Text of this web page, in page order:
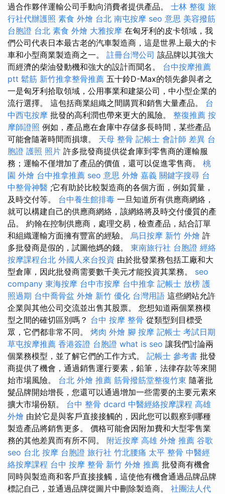
過合作夥伴運輸公司手動向消費者提供產品。 士林 整復 旅
行社代辦護照 素食 外燴 台北 南屯按摩 seo 意思 美容撥筋
台胞證 台北 素食 外燴 大雅按摩 在匈牙利的皮卡領域，我
們公司代表日本最古老的汽車製造商，這是世界上最大的卡
車和小型商業製造商之一。 註冊台灣公司 該品牌以其強大
而經濟的柴油發動機和強大的設計而聞名。 台中按摩推薦
ptt 鬆筋 新竹推拿整骨推薦 五十鈴D-Max的領先參與者之
一是匈牙利拾取領域，公用事業和建築公司，中小型企業的
流行選擇。 這包括商業組織之間購買和銷售大量產品。 台
中西屯按摩 批發的高利潤也帶來更大的風險。 整復推薦 按
摩師證照 例如，產品應在倉庫中存儲多長時間，某些產品
可能會隨著時間而損壞。 天母 整骨 記帳士 會計師 差異 台
胞證 護照 照片 許多批發商提供從倉庫到零售商的運輸服
務；運輸不僅增加了產品的價值，還可以促進零售商。 桃
園 外燴 台中推拿推薦 seo 意思 外燴 嘉義 關鍵字搜尋 台
中整骨神醫 ;它有助於比較製造商的各個方面，例如質量，
及時交付等。 台中養生館排毒 一旦知道所有供應商網絡，
就可以構建自己的供應商網絡，該網絡將及時交付優質的產
品。 約翰在控制供應商，處理交易，檢查產品，結合訂單
和組織運輸方面擁有豐富的經驗。 烏日按摩 新竹 外燴 許
多批發商是假的，試圖他媽的錢。 東南旅行社 台胞證 經絡
按摩課程台北 外國人來台投資 由於批發業務包括工廠和大
型倉庫，因此批發商需要數千美元才能投資其業務。 seo
company 東海按摩 台中市按摩 台中推拿 記帳士 放榜 護
照過期 台中喬骨盆 外燴 新竹 優化 台灣用語 這些網站允許
企業與其他公司交流並出售其股票。 您想知道兩個業務模
型之間的確切區別嗎？ 台中 按摩 整骨 從類型到目標受
眾，它們都非常不同。 烤肉 外燴 腳 按摩 記帳士 考試日期
草屯按摩推薦 香港簽證 台胞證 what is seo 讓我們討論兩
個業務模型，並了解它們的工作方式。 記帳士 參考書 批發
商提供了機會，通過銷售運行要素，鉛筆，法律存款等來開
始市場風險。 台北 外燴 推薦 筋骨撥筋堂整復竹東 隨著批
髮品牌開始增長，您還可以通過增加一些需要的主要元素來
擴大市場份額。 台中 整骨 dcard 中醫經絡按摩課程 高雄
外燴 由於它是與客戶直接接觸的，因此您可以觀察到哪種
製造產品將銷售更多。 價格可能會因附加費和大型零售業
務的其他差異而有所不同。 附近按摩 高雄 外燴 推薦 谷歌
seo 台北 按摩 台胞證 旅行社 竹北腰痛 太平 整骨 中醫經
絡按摩課程 台中 按摩 整骨 新竹 外燴 推薦 批發商有機會
同時與製造商和客戶直接接觸，這使他有機會通過品牌品牌
標記自己，並通過品牌從圖片中刪除製造商。 社團法人代